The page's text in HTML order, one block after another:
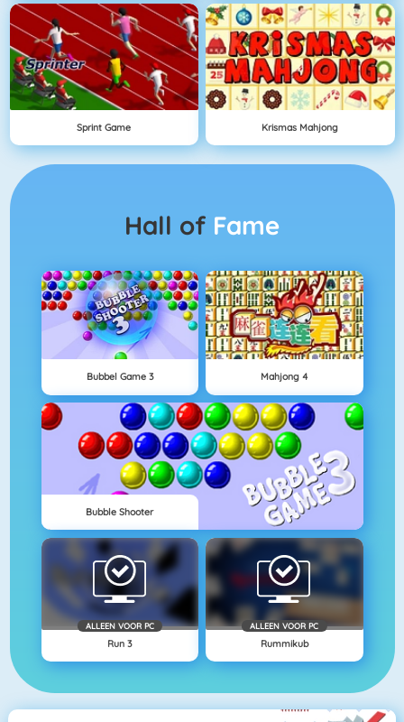
Sprint Game Krismas Mahjong
Hall of Fame
Bubbel Game 3 Mahjong 4
Bubble Shooter
ALLEEN VOOR PC
Run 3
ALLEEN VOOR PC
Rummikub